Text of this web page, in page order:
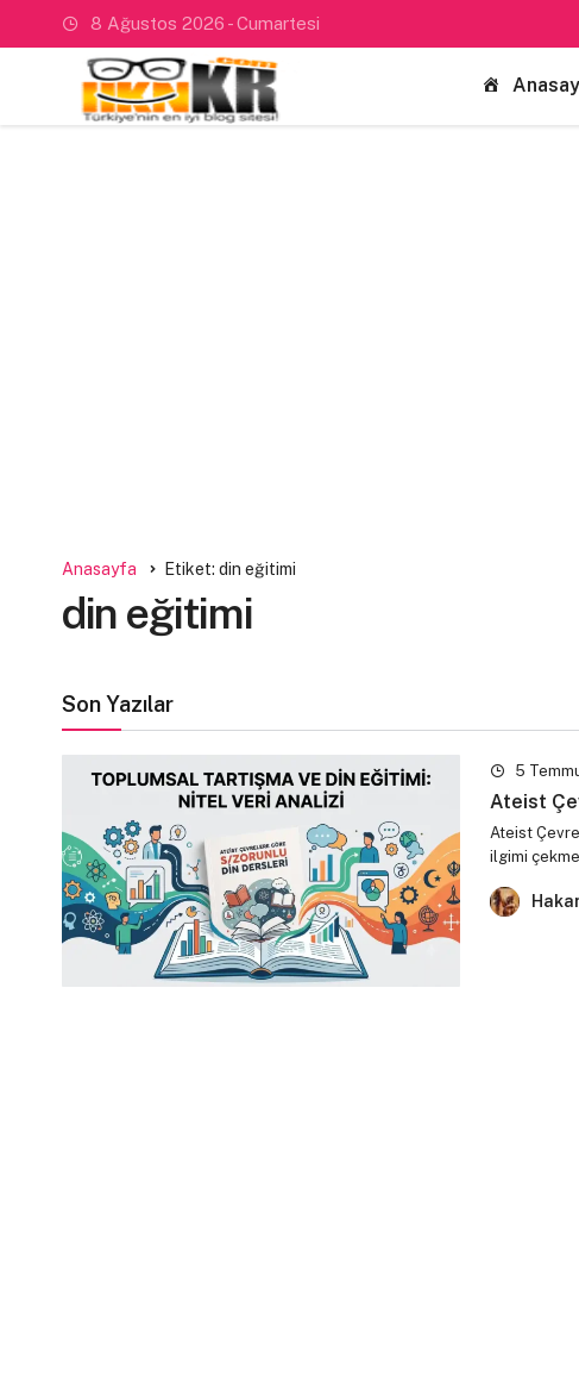
8 Ağustos 2026 - Cumartesi
Anasayfa Etiket: din eğitimi
din eğitimi
Son Yazılar
5
Ateist
Ateist
ilgimi